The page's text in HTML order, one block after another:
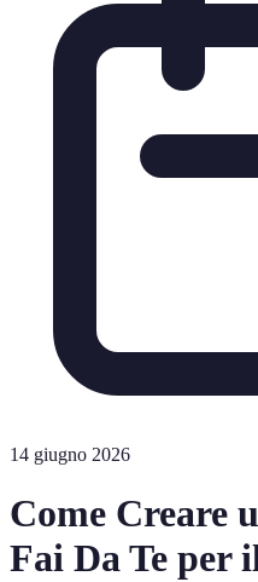
14 giugno 2026
Come Creare
Fai Da Te per